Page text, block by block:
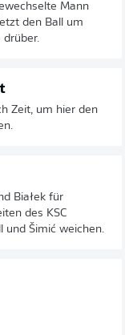
Mann
den Ball um
drüber.
Zeit, um hier den
Białek für
des KSC
und Šimić weichen.